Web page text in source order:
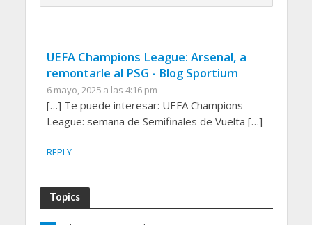
UEFA Champions League: Arsenal, a
remontarle al PSG - Blog Sportium
6 mayo, 2025 a las 4:16 pm
[…] Te puede interesar: UEFA Champions
League: semana de Semifinales de Vuelta […]
REPLY
Topics